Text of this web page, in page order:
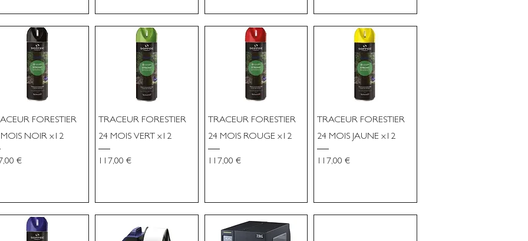
FORESTIER
NOIR x12
€
TRACEUR FORESTIER
24 MOIS VERT x12
Prix
117,00 €
TRACEUR FORESTIER
24 MOIS ROUGE x12
Prix
117,00 €
TRACEUR FORESTIER
24 MOIS JAUNE x12
Prix
117,00 €